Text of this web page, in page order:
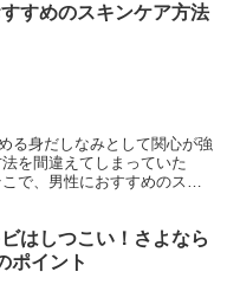
すめのスキンケア方法
る身だしなみとして関心が強
を間違えてしまっていた
で、男性におすすめのスキ
はしつこい！さよなら
ポイント